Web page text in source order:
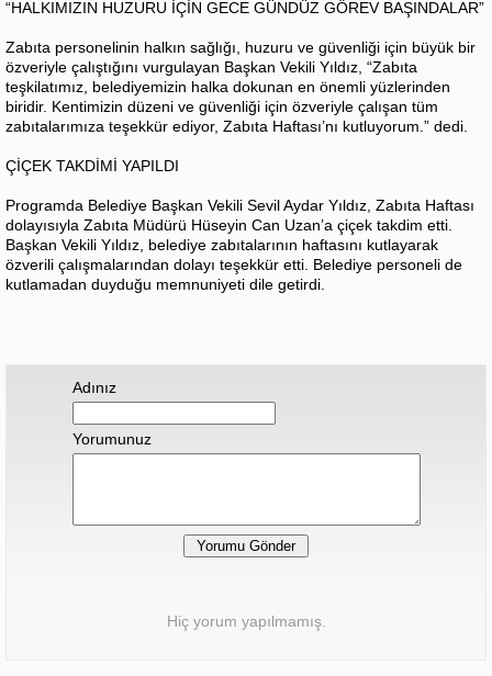
“HALKIMIZIN HUZURU İÇİN GECE GÜNDÜZ GÖREV BAŞINDALAR”
Zabıta personelinin halkın sağlığı, huzuru ve güvenliği için büyük bir
özveriyle çalıştığını vurgulayan Başkan Vekili Yıldız, “Zabıta
teşkilatımız, belediyemizin halka dokunan en önemli yüzlerinden
biridir. Kentimizin düzeni ve güvenliği için özveriyle çalışan tüm
zabıtalarımıza teşekkür ediyor, Zabıta Haftası’nı kutluyorum.” dedi.
ÇİÇEK TAKDİMİ YAPILDI
Programda Belediye Başkan Vekili Sevil Aydar Yıldız, Zabıta Haftası
dolayısıyla Zabıta Müdürü Hüseyin Can Uzan’a çiçek takdim etti.
Başkan Vekili Yıldız, belediye zabıtalarının haftasını kutlayarak
özverili çalışmalarından dolayı teşekkür etti. Belediye personeli de
kutlamadan duyduğu memnuniyeti dile getirdi.
Adınız
Yorumunuz
Hiç yorum yapılmamış.